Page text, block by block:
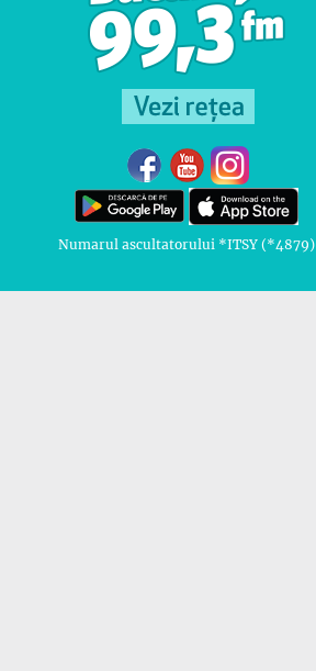
Numarul ascultatorului *ITSY (*4879)